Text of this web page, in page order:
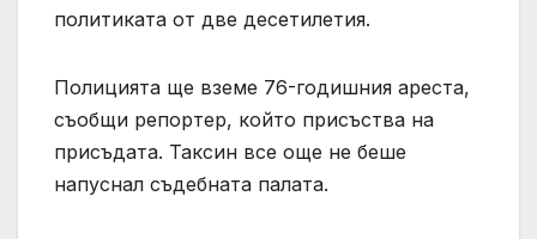
политиката от две десетилетия.
Полицията ще вземе 76-годишния ареста,
съобщи репортер, който присъства на
присъдата. Таксин все още не беше
напуснал съдебната палата.